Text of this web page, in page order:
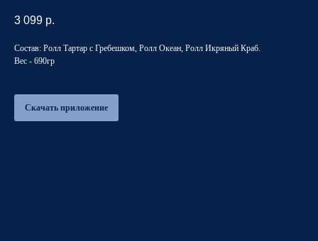
3 099 р.
Состав: Ролл Тартар с Гребешком, Ролл Океан, Ролл Икряный Краб.
Вес - 690гр
Скачать приложение